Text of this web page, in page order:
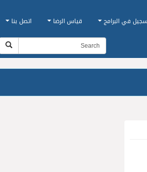
في البرامج قياس الرضا اتصل بنا